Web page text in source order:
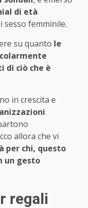
di età
sesso femminile.
su quanto le
di ciò che è
in crescita e
allora che vi
per chi, questo
un gesto
regali